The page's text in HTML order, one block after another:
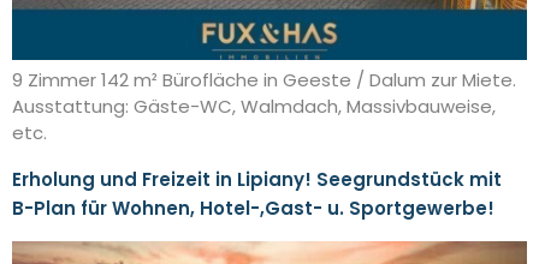
9 Zimmer 142 m² Bürofläche in Geeste / Dalum zur Miete.
Ausstattung: Gäste-WC, Walmdach, Massivbauweise,
etc.
Erholung und Freizeit in Lipiany! Seegrundstück mit
B-Plan für Wohnen, Hotel-,Gast- u. Sportgewerbe!